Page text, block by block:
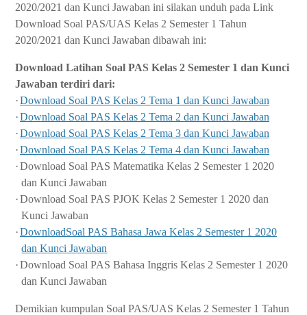
2020/2021 dan Kunci Jawaban ini silakan unduh pada Link
Download Soal PAS/UAS Kelas 2 Semester 1 Tahun
2020/2021 dan Kunci Jawaban dibawah ini:
Download Latihan Soal PAS Kelas 2 Semester 1 dan Kunci
Jawaban terdiri dari:
·Download Soal PAS Kelas 2 Tema 1 dan Kunci Jawaban
·Download Soal PAS Kelas 2 Tema 2 dan Kunci Jawaban
·Download Soal PAS Kelas 2 Tema 3 dan Kunci Jawaban
·Download Soal PAS Kelas 2 Tema 4 dan Kunci Jawaban
·Download Soal PAS Matematika Kelas 2 Semester 1 2020
dan Kunci Jawaban
·Download Soal PAS PJOK Kelas 2 Semester 1 2020 dan
Kunci Jawaban
·DownloadSoal PAS Bahasa Jawa Kelas 2 Semester 1 2020
dan Kunci Jawaban
·Download Soal PAS Bahasa Inggris Kelas 2 Semester 1 2020
dan Kunci Jawaban
Demikian kumpulan Soal PAS/UAS Kelas 2 Semester 1 Tahun